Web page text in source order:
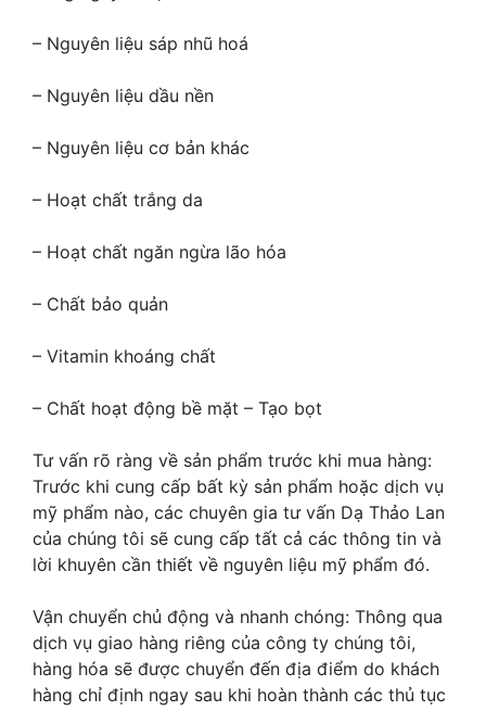
– Nguyên liệu sáp nhũ hoá
– Nguyên liệu dầu nền
– Nguyên liệu cơ bản khác
– Hoạt chất trắng da
– Hoạt chất ngăn ngừa lão hóa
– Chất bảo quản
– Vitamin khoáng chất
– Chất hoạt động bề mặt – Tạo bọt
Tư vấn rõ ràng về sản phẩm trước khi mua hàng:
Trước khi cung cấp bất kỳ sản phẩm hoặc dịch vụ
mỹ phẩm nào, các chuyên gia tư vấn Dạ Thảo Lan
của chúng tôi sẽ cung cấp tất cả các thông tin và
lời khuyên cần thiết về nguyên liệu mỹ phẩm đó.
Vận chuyển chủ động và nhanh chóng: Thông qua
dịch vụ giao hàng riêng của công ty chúng tôi,
hàng hóa sẽ được chuyển đến địa điểm do khách
hàng chỉ định ngay sau khi hoàn thành các thủ tục